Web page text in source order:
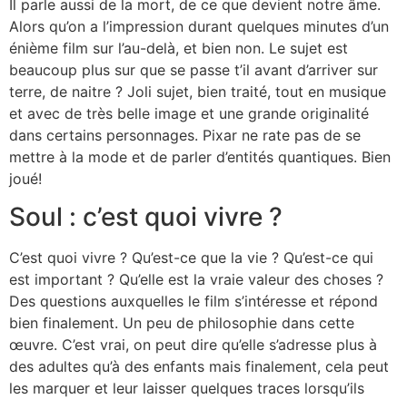
Il parle aussi de la mort, de ce que devient notre âme.
Alors qu’on a l’impression durant quelques minutes d’un
énième film sur l’au-delà, et bien non. Le sujet est
beaucoup plus sur que se passe t’il avant d’arriver sur
terre, de naitre ? Joli sujet, bien traité, tout en musique
et avec de très belle image et une grande originalité
dans certains personnages. Pixar ne rate pas de se
mettre à la mode et de parler d’entités quantiques. Bien
joué!
Soul : c’est quoi vivre ?
C’est quoi vivre ? Qu’est-ce que la vie ? Qu’est-ce qui
est important ? Qu’elle est la vraie valeur des choses ?
Des questions auxquelles le film s’intéresse et répond
bien finalement. Un peu de philosophie dans cette
œuvre. C’est vrai, on peut dire qu’elle s’adresse plus à
des adultes qu’à des enfants mais finalement, cela peut
les marquer et leur laisser quelques traces lorsqu’ils